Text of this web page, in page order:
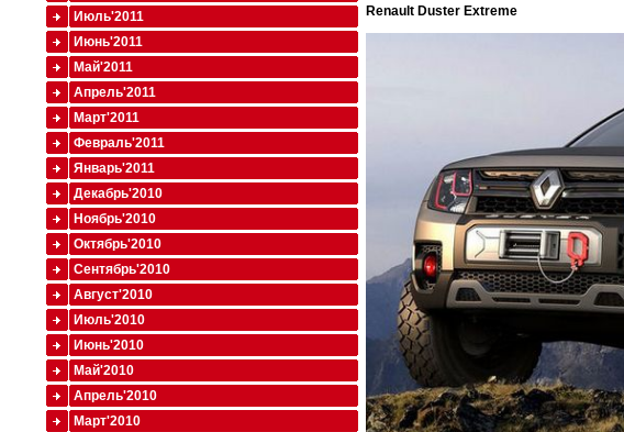
Renault Duster Extreme
Июль'2011
Июнь'2011
Май'2011
Апрель'2011
Март'2011
Февраль'2011
Январь'2011
Декабрь'2010
Ноябрь'2010
Октябрь'2010
Сентябрь'2010
Август'2010
Июль'2010
Июнь'2010
Май'2010
Апрель'2010
Март'2010